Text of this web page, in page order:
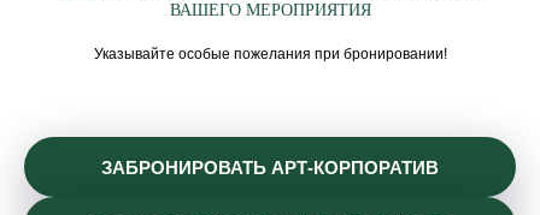
ВАШЕГО МЕРОПРИЯТИЯ
Указывайте особые пожелания при бронировании!
ЗАБРОНИРОВАТЬ АРТ-КОРПОРАТИВ